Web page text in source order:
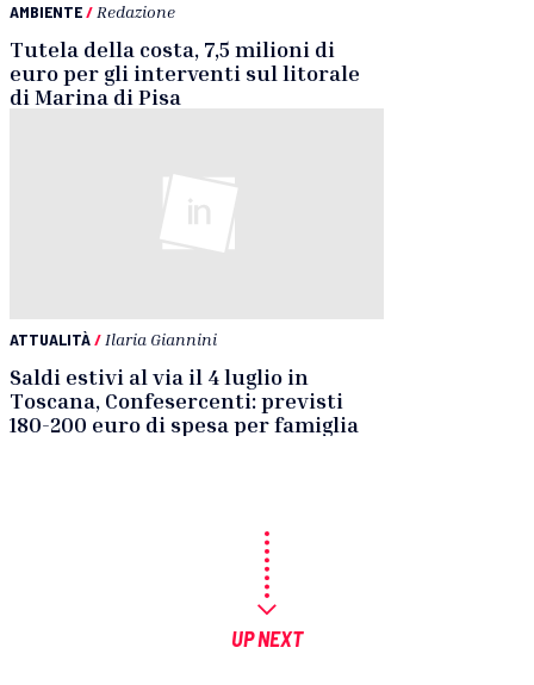
AMBIENTE/ Redazione
Tutela della costa, 7,5 milioni di
euro per gli interventi sul litorale
di Marina di Pisa
ATTUALITÀ/ Ilaria Giannini
Saldi estivi al via il 4 luglio in
Toscana, Confesercenti: previsti
180-200 euro di spesa per famiglia
UP NEXT